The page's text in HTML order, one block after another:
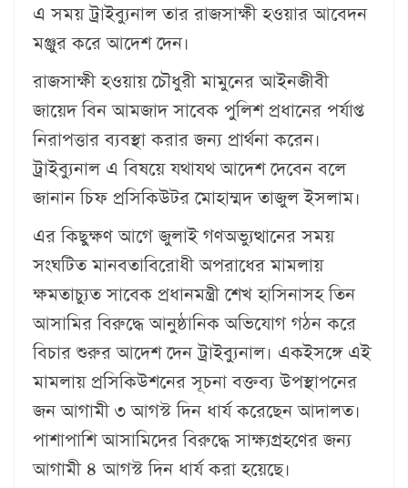
এ সময় ট্রাইব্যুনাল তার রাজসাক্ষী হওয়ার আবেদন
মঞ্জুর করে আদেশ দেন।
রাজসাক্ষী হওয়ায় চৌধুরী মামুনের আইনজীবী
জায়েদ বিন আমজাদ সাবেক পুলিশ প্রধানের পর্যাপ্ত
নিরাপত্তার ব্যবস্থা করার জন্য প্রার্থনা করেন।
ট্রাইব্যুনাল এ বিষয়ে যথাযথ আদেশ দেবেন বলে
জানান চিফ প্রসিকিউটর মোহাম্মদ তাজুল ইসলাম।
এর কিছুক্ষণ আগে জুলাই গণঅভ্যুত্থানের সময়
সংঘটিত মানবতাবিরোধী অপরাধের মামলায়
ক্ষমতাচ্যুত সাবেক প্রধানমন্ত্রী শেখ হাসিনাসহ তিন
আসামির বিরুদ্ধে আনুষ্ঠানিক অভিযোগ গঠন করে
বিচার শুরুর আদেশ দেন ট্রাইব্যুনাল। একইসঙ্গে এই
মামলায় প্রসিকিউশনের সূচনা বক্তব্য উপস্থাপনের
জন আগামী ৩ আগস্ট দিন ধার্য করেছেন আদালত।
পাশাপাশি আসামিদের বিরুদ্ধে সাক্ষ্যগ্রহণের জন্য
আগামী ৪ আগস্ট দিন ধার্য করা হয়েছে।